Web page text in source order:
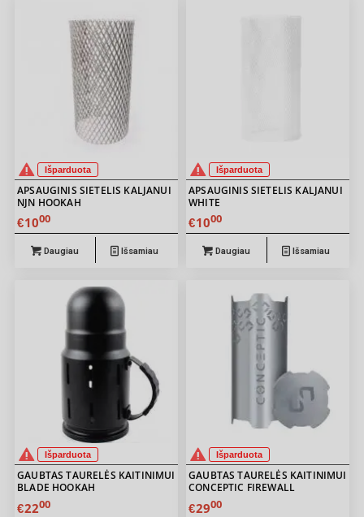
Išparduota
APSAUGINIS SIETELIS KALJANUI
NJN HOOKAH
€1000
Daugiau Išsamiau
Išparduota
APSAUGINIS SIETELIS KALJANUI
WHITE
€1000
Daugiau Išsamiau
Išparduota
GAUBTAS TAURELĖS KAITINIMUI
BLADE HOOKAH
€2200
Išparduota
GAUBTAS TAURELĖS KAITINIMUI
CONCEPTIC FIREWALL
€2900